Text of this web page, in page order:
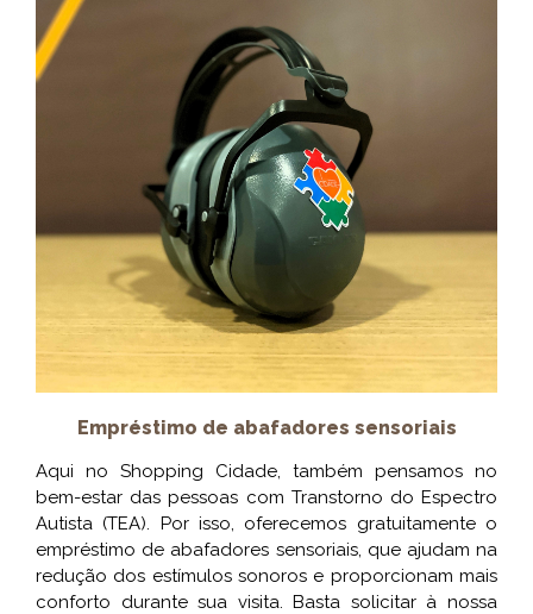
Empréstimo de abafadores sensoriais
Aqui no Shopping Cidade, também pensamos no
bem-estar das pessoas com Transtorno do Espectro
Autista (TEA). Por isso, oferecemos gratuitamente o
empréstimo de abafadores sensoriais, que ajudam na
redução dos estímulos sonoros e proporcionam mais
conforto durante sua visita. Basta solicitar à nossa